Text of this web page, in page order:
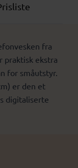
fra
praktisk ekstra
for småutstyr.
er den et
digitaliserte